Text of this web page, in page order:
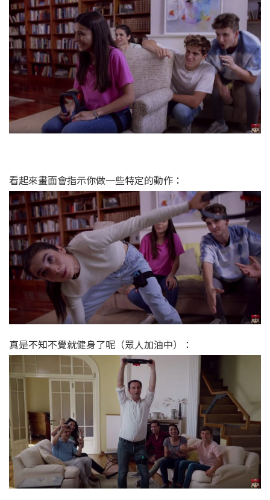
看起來畫面會指示你做一些特定的動作：
真是不知不覺就健身了呢（眾人加油中）：